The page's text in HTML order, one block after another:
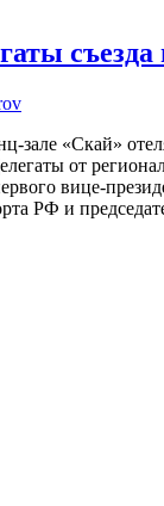
зале «Скай»
от
вице-
РФ и